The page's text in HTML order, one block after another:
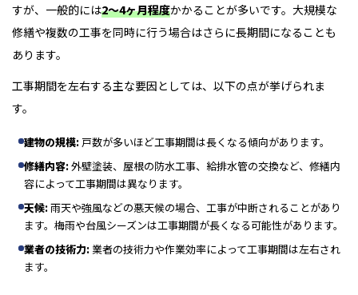
すが、一般的には2～4ヶ月程度かかることが多いです。大規模な
修繕や複数の工事を同時に行う場合はさらに長期間になることも
あります。
工事期間を左右する主な要因としては、以下の点が挙げられま
す。
建物の規模:戸数が多いほど工事期間は長くなる傾向があります。
修繕内容:外壁塗装、屋根の防水工事、給排水管の交換など、修繕内
容によって工事期間は異なります。
天候:雨天や強風などの悪天候の場合、工事が中断されることがあり
ます。梅雨や台風シーズンは工事期間が長くなる可能性があります。
業者の技術力: 業者の技術力や作業効率によって工事期間は左右され
ます。